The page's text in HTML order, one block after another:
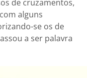
de cruzamentos,
alguns
se os de
a ser palavra